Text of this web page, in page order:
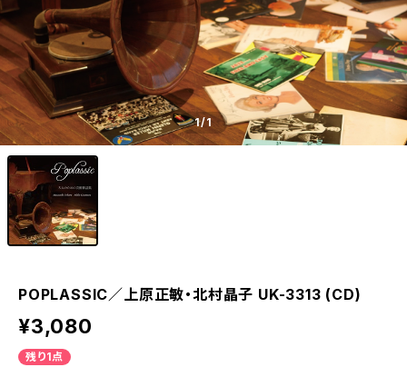
1/1
POPLASSIC／上原正敏・北村晶子 UK-3313 (CD)
¥3,080
残り1点